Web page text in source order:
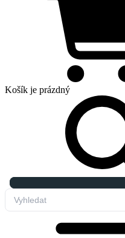
Košík je prázdný